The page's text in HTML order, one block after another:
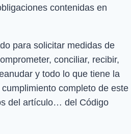
contenidas en
para solicitar medidas de
conciliar, recibir,
y todo lo que tiene la
completo de este
del artículo… del Código